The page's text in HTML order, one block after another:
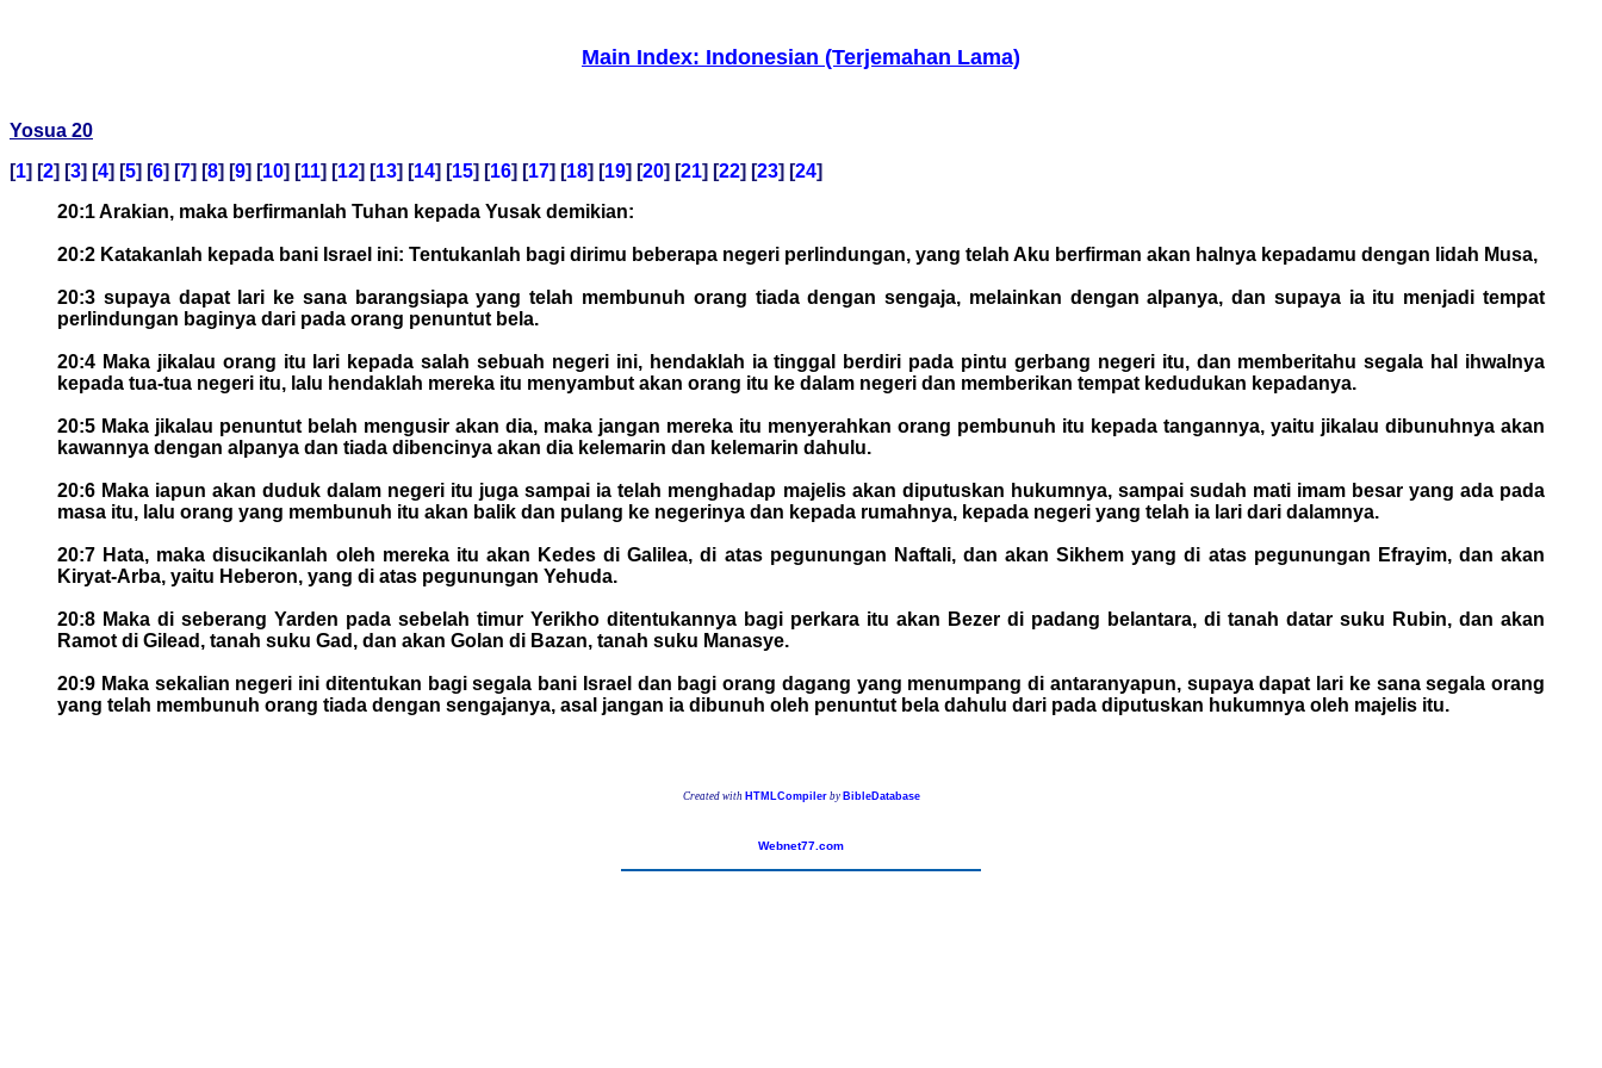
Main Index: Indonesian (Terjemahan Lama)
Yosua 20
[1] [2] [3] [4] [5] [6] [7] [8] [9] [10] [11] [12] [13] [14] [15] [16] [17] [18] [19] [20] [21] [22] [23] [24]
20:1 Arakian, maka berfirmanlah Tuhan kepada Yusak demikian:
20:2 Katakanlah kepada bani Israel ini: Tentukanlah bagi dirimu beberapa negeri perlindungan, yang telah Aku berfirman akan halnya kepadamu dengan lidah Musa,
20:3 supaya dapat lari ke sana barangsiapa yang telah membunuh orang tiada dengan sengaja, melainkan dengan alpanya, dan supaya ia itu menjadi tempat
perlindungan baginya dari pada orang penuntut bela.
20:4 Maka jikalau orang itu lari kepada salah sebuah negeri ini, hendaklah ia tinggal berdiri pada pintu gerbang negeri itu, dan memberitahu segala hal ihwalnya
kepada tua-tua negeri itu, lalu hendaklah mereka itu menyambut akan orang itu ke dalam negeri dan memberikan tempat kedudukan kepadanya.
20:5 Maka jikalau penuntut belah mengusir akan dia, maka jangan mereka itu menyerahkan orang pembunuh itu kepada tangannya, yaitu jikalau dibunuhnya akan
kawannya dengan alpanya dan tiada dibencinya akan dia kelemarin dan kelemarin dahulu.
20:6 Maka iapun akan duduk dalam negeri itu juga sampai ia telah menghadap majelis akan diputuskan hukumnya, sampai sudah mati imam besar yang ada pada
masa itu, lalu orang yang membunuh itu akan balik dan pulang ke negerinya dan kepada rumahnya, kepada negeri yang telah ia lari dari dalamnya.
20:7 Hata, maka disucikanlah oleh mereka itu akan Kedes di Galilea, di atas pegunungan Naftali, dan akan Sikhem yang di atas pegunungan Efrayim, dan akan
Kiryat-Arba, yaitu Heberon, yang di atas pegunungan Yehuda.
20:8 Maka di seberang Yarden pada sebelah timur Yerikho ditentukannya bagi perkara itu akan Bezer di padang belantara, di tanah datar suku Rubin, dan akan
Ramot di Gilead, tanah suku Gad, dan akan Golan di Bazan, tanah suku Manasye.
20:9 Maka sekalian negeri ini ditentukan bagi segala bani Israel dan bagi orang dagang yang menumpang di antaranyapun, supaya dapat lari ke sana segala orang
yang telah membunuh orang tiada dengan sengajanya, asal jangan ia dibunuh oleh penuntut bela dahulu dari pada diputuskan hukumnya oleh majelis itu.
Created with HTMLCompilerby BibleDatabase
Webnet77.com